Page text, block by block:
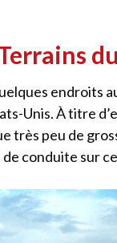
endroits
Unis. À titre
très peu de
conduite sur